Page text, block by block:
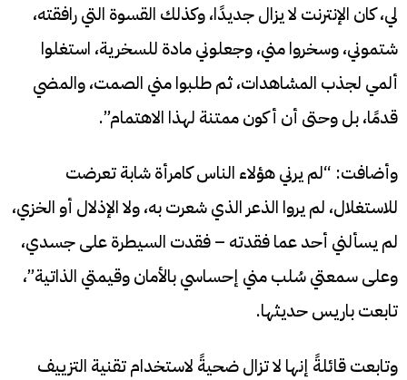
لي، كان الإنترنت لا يزال جديدًا، وكذلك القسوة التي رافقته،
شتموني، وسخروا مني، وجعلوني مادة للسخرية، استغلوا
ألمي لجذب المشاهدات، ثم طلبوا مني الصمت، والمضي
قدمًا، بل وحتى أن أكون ممتنة لهذا الاهتمام”.
وأضافت: “لم يرني هؤلاء الناس كامرأة شابة تعرضت
للاستغلال، لم يروا الذعر الذي شعرت به، ولا الإذلال أو الخزي،
لم يسألني أحد عما فقدته – فقدت السيطرة على جسدي،
وعلى سمعتي سُلب مني إحساسي بالأمان وقيمتي الذاتية”،
تابعت باريس حديثها.
وتابعت قائلةً إنها لا تزال ضحيةً لاستخدام تقنية التزييف